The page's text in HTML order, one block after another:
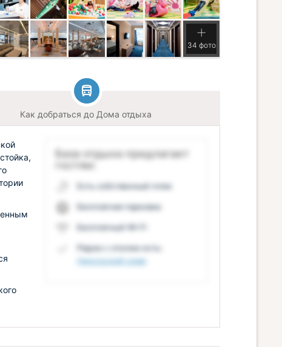
34 фото
Как добраться до Дома отдыха
База отдыха предлагает
гостям:
Есть собственный пляж
Бесплатная парковка
Бесплатный Wi-Fi
Рядом с отелем есть:
Никольский храм